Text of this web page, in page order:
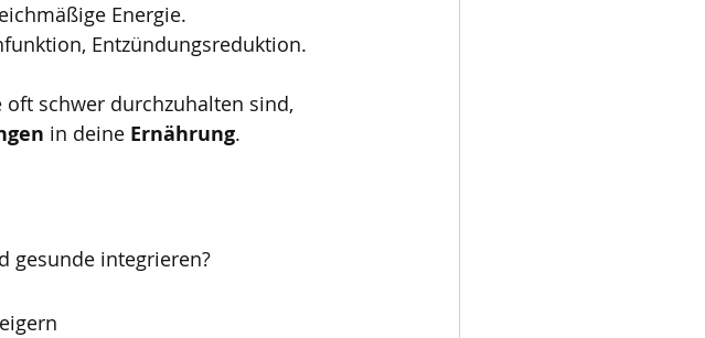
Energie.
Entzündungsreduktion.
schwer durchzuhalten sind,
in deine Ernährung.
gesunde integrieren?